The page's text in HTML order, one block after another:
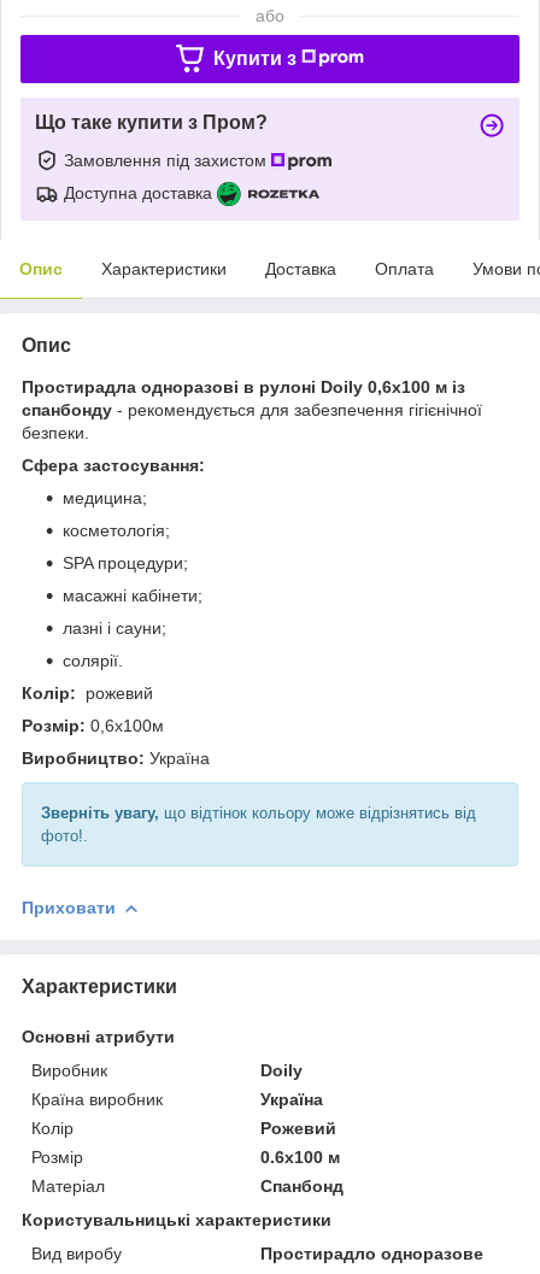
або
Купити з
Що таке купити з Пром?
Замовлення під захистом
Доступна доставка
Опис Характеристики Доставка Оплата Умови
Опис
Простирадла одноразові в рулоні Doily 0,6x100 м із
спанбонду - рекомендується для забезпечення гігієнічної
безпеки.
Сфера застосування:
медицина;
косметологія;
SPA процедури;
масажні кабінети;
лазні і сауни;
солярії.
Колір: рожевий
Розмір: 0,6х100м
Виробництво: Україна
Зверніть увагу, що відтінок кольору може відрізнятись від
фото!.
Приховати
Характеристики
Основні атрибути
Виробник
Doily
Країна виробник
Україна
Колір
Рожевий
Розмір
0.6х100 м
Матеріал
Спанбонд
Користувальницькі характеристики
Вид виробу
Простирадло одноразове